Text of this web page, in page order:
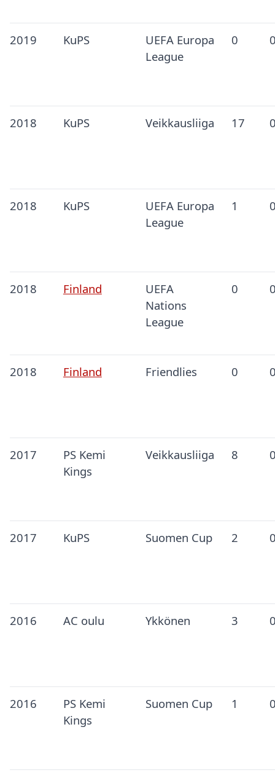
2019 KuPS
UEFA Europa
League
0
2018 KuPS Veikkausliiga 17
2018 KuPS
UEFA Europa
League
1
2018 Finland
UEFA
Nations
League
0
2018 Finland Friendlies 0
2017
PS Kemi
Kings
Veikkausliiga 8
2017 KuPS Suomen Cup 2
2016 AC oulu Ykkönen 3
2016
PS Kemi
Kings
Suomen Cup 1